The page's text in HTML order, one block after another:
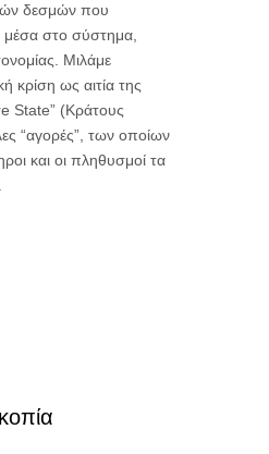
δεσμών που
μέσα στο σύστημα,
Μιλάμε
κρίση ως αιτία της
State” (Κράτους
“αγορές”, των οποίων
και οι πληθυσμοί τα